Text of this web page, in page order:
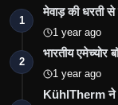
1
मेवाड़ की धरती
1 year ago
2
भारतीय
1 year ago
KühlTherm ने